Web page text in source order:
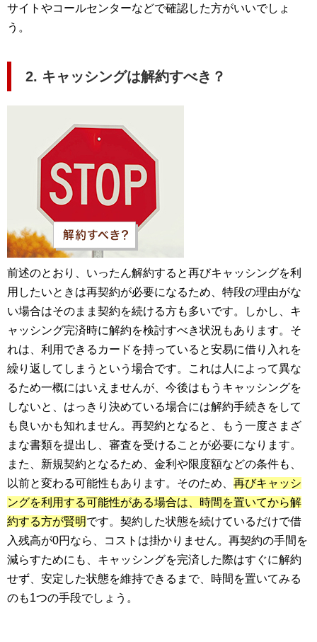
サイトやコールセンターなどで確認した方がいいでしょ
う。
2. キャッシングは解約すべき？
前述のとおり、いったん解約すると再びキャッシングを利
用したいときは再契約が必要になるため、特段の理由がな
い場合はそのまま契約を続ける方も多いです。しかし、キ
ャッシング完済時に解約を検討すべき状況もあります。そ
れは、利用できるカードを持っていると安易に借り入れを
繰り返してしまうという場合です。これは人によって異な
るため一概にはいえませんが、今後はもうキャッシングを
しないと、はっきり決めている場合には解約手続きをして
も良いかも知れません。再契約となると、もう一度さまざ
まな書類を提出し、審査を受けることが必要になります。
また、新規契約となるため、金利や限度額などの条件も、
以前と変わる可能性もあります。そのため、 再びキャッシ
ングを利用する可能性がある場合は、時間を置いてから解
約する方が賢明です。契約した状態を続けているだけで借
入残高が0円なら、コストは掛かりません。再契約の手間を
減らすためにも、キャッシングを完済した際はすぐに解約
せず、安定した状態を維持できるまで、時間を置いてみる
のも1つの手段でしょう。